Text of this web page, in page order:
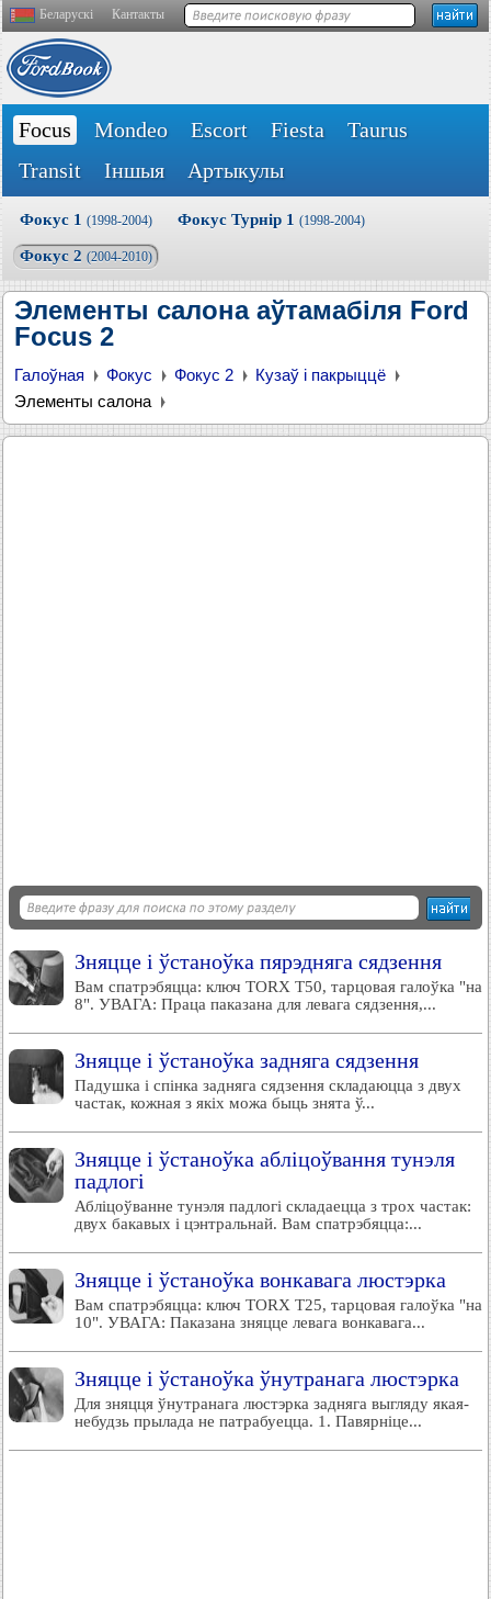
Беларускі Кантакты
Focus Mondeo Escort Fiesta
Taurus
Transit
Іншыя Артыкулы
Фокус 1 (1998-2004) Фокус Турнір 1 (1998-2004)
Фокус 2 (2004-2010)
Элементы салона аўтамабіля Ford
Focus 2
Галоўная Фокус Фокус 2
Кузаў і пакрыццё
Элементы салона
Зняцце і ўстаноўка пярэдняга сядзення
Вам спатрэбяцца: ключ TORX T50, тарцовая галоўка "на
8". УВАГА: Праца паказана для левага сядзення,...
Зняцце і ўстаноўка задняга сядзення
Падушка і спінка задняга сядзення складаюцца з двух
частак, кожная з якіх можа быць знята ў...
Зняцце і ўстаноўка абліцоўвання тунэля
падлогі
Абліцоўванне тунэля падлогі складаецца з трох частак:
двух бакавых і цэнтральнай. Вам спатрэбяцца:...
Зняцце і ўстаноўка вонкавага люстэрка
Вам спатрэбяцца: ключ TORX T25, тарцовая галоўка "на
10". УВАГА: Паказана зняцце левага вонкавага...
Зняцце і ўстаноўка ўнутранага люстэрка
Для зняцця ўнутранага люстэрка задняга выгляду якая-
небудзь прылада не патрабуецца. 1. Павярніце...